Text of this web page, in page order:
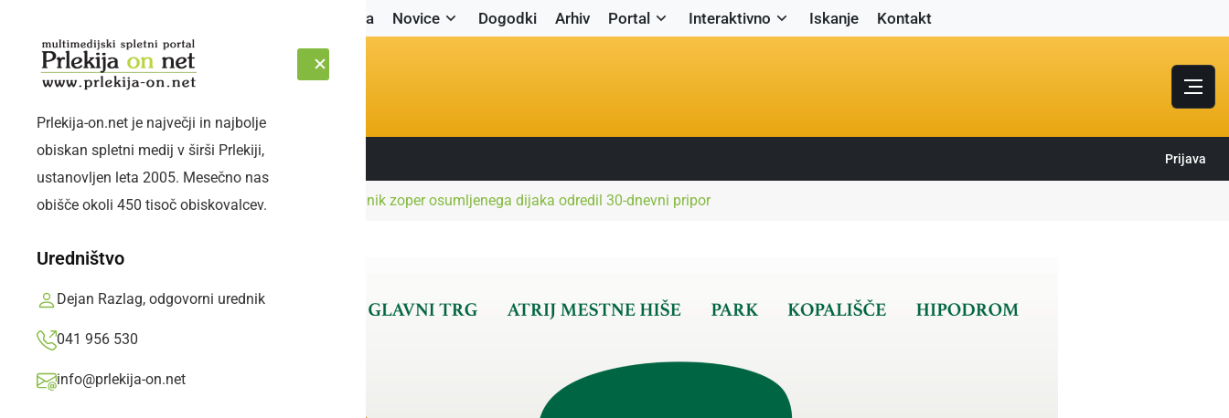
Naslovnica Novice Dogodki Arhiv Portal Interaktivno Iskanje Kontakt
SOBOTA, 8. AVGUST 2026 Sledite nam: Prijava
Prlekija-on.net je največji in najbolje
obiskan spletni medij v širši Prlekiji,
ustanovljen leta 2005. Mesečno nas
obišče okoli 450 tisoč obiskovalcev.
Uredništvo
Dejan Razlag, odgovorni urednik
041 956 530
info@prlekija-on.net
Naslovnica Črna kronikaPreiskovalni sodnik zoper osumljenega dijaka odredil 30-dnevni pripor